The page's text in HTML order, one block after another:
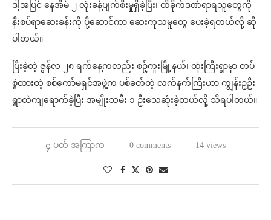
ဒါ့အပြင် နေအိမ် ၂ လုံးခန့်ပျက်စီးမှုရှိခဲ့ပြီး၊ ထိခိုက်ဒဏ်ရာရသူတွေကို
နီးစပ်ရာဆေးခန်းကို ပို့ဆောင်ကာ ဆေးကုသမှုတွေ ပေးခဲ့ရတယ်လို့ ဆို
ပါတယ်။
ပြီးခဲ့တဲ့ ဇွန်လ ၂၈ ရက်နေ့ကလည်း စဉ့်ကူးမြို့နယ်၊ ထုံးကြီးရွာမှာ တပ်
စွဲထားတဲ့ စစ်ကော်မရှင်အဖွဲ့က ပစ်ခတ်တဲ့ လက်နက်ကြီးဟာ ကျွန်းဥဦး
ရွာထဲကျရောက်ခဲ့ပြီး အမျိုးသမီး ၁ ဦးသေဆုံးခဲ့တယ်လို့ သိရပါတယ်။
၄ ပတ် အကြာက 0 comments 14 views